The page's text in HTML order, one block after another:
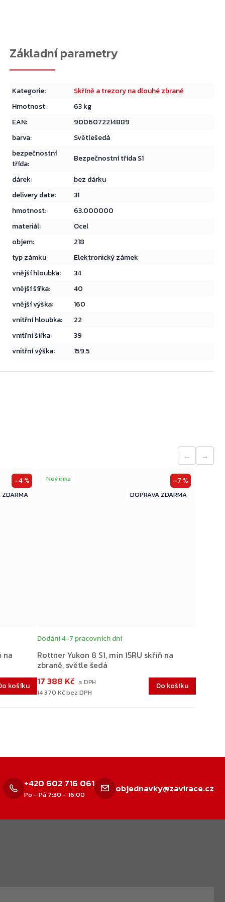
Kategorie:
Skříně a trezory na dlouhé zbraně
Hmotnost:
63 kg
EAN:
9006072214889
barva:
Světlešedá
bezpečnostní
třída:
Bezpečnostní třída S1
dárek:
bez dárku
delivery date:
31
hmotnost:
63.000000
materiál:
Ocel
objem:
218
typ zámku:
Elektronický zámek
vnější hloubka:
34
vnější šířka:
40
vnější výška:
160
vnitřní hloubka:
22
vnitřní šířka:
39
vnitřní výška: 159.5
← →
ZDARMA
–4 %
na
košíku
Novinka
ZDARMA
–7 %
Rottner Yukon 8 S1, min 15RU skříň na
zbraně, světle šedá
Dodání 4-7 pracovních dní
14 370 Kč bez DPH
17 388 Kč Do košíku
+420 602 716 061
Po - Pá 7:30 – 16:00 objednavky@zavirace.cz
Přejít do košíku